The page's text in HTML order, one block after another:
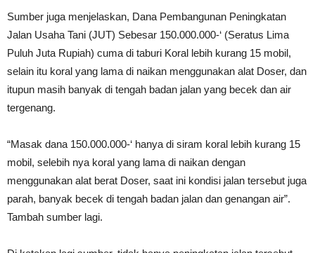
Sumber juga menjelaskan, Dana Pembangunan Peningkatan
Jalan Usaha Tani (JUT) Sebesar 150.000.000-‘ (Seratus Lima
Puluh Juta Rupiah) cuma di taburi Koral lebih kurang 15 mobil,
selain itu koral yang lama di naikan menggunakan alat Doser, dan
itupun masih banyak di tengah badan jalan yang becek dan air
tergenang.
“Masak dana 150.000.000-‘ hanya di siram koral lebih kurang 15
mobil, selebih nya koral yang lama di naikan dengan
menggunakan alat berat Doser, saat ini kondisi jalan tersebut juga
parah, banyak becek di tengah badan jalan dan genangan air”.
Tambah sumber lagi.